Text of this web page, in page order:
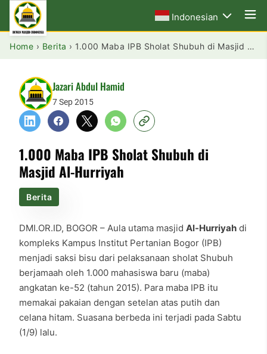
Indonesian
Home › Berita › 1.000 Maba IPB Sholat Shubuh di Masjid Al-Hurriyah
Jazari Abdul Hamid
7 Sep 2015
1.000 Maba IPB Sholat Shubuh di
Masjid Al-Hurriyah
Berita
DMI.OR.ID, BOGOR – Aula utama masjid Al-Hurriyah di
kompleks Kampus Institut Pertanian Bogor (IPB)
menjadi saksi bisu dari pelaksanaan sholat Shubuh
berjamaah oleh 1.000 mahasiswa baru (maba)
angkatan ke-52 (tahun 2015). Para maba IPB itu
memakai pakaian dengan setelan atas putih dan
celana hitam. Suasana berbeda ini terjadi pada Sabtu
(1/9) lalu.